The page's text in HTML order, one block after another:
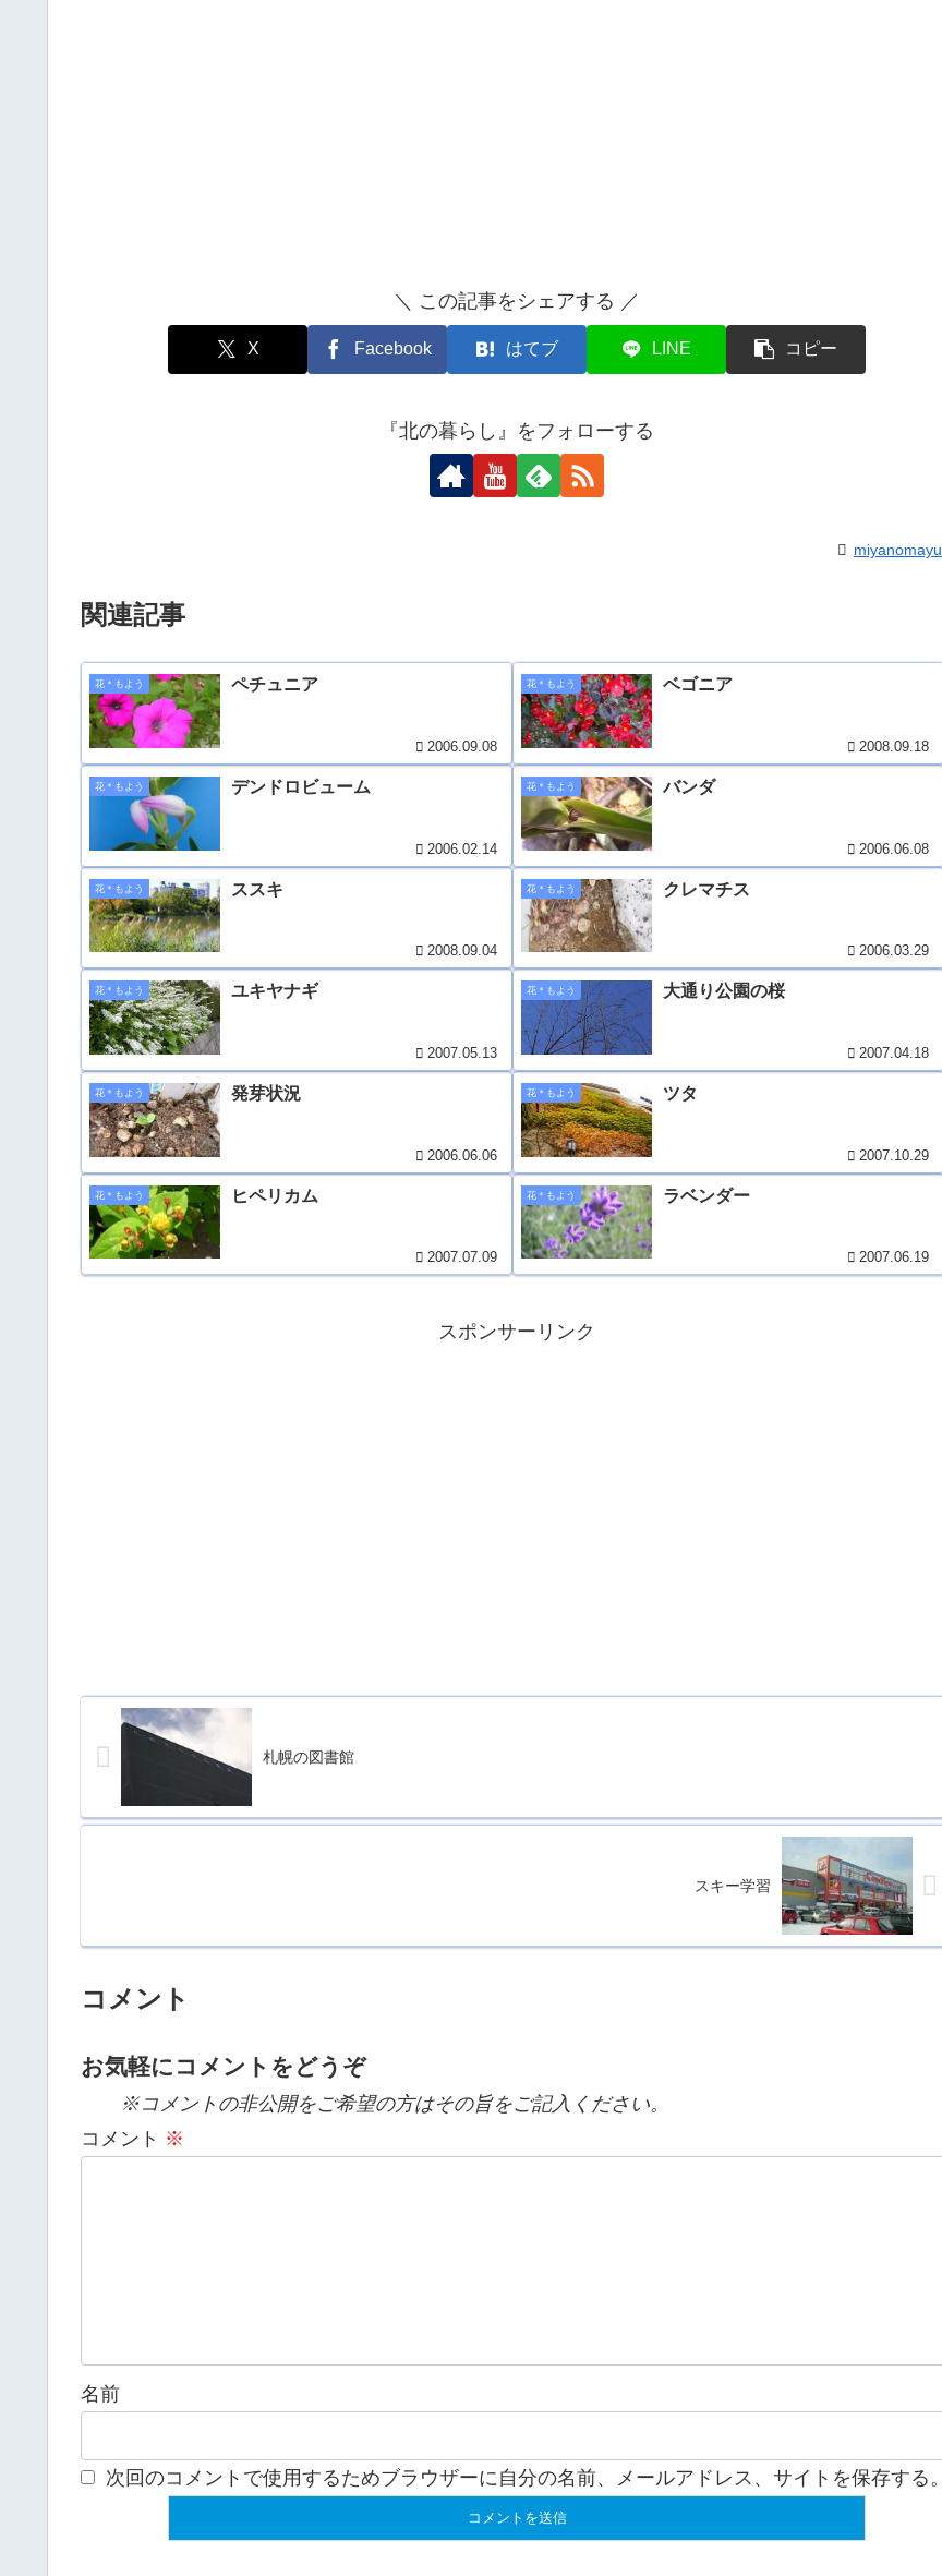
＼ この記事をシェアする ／
X Facebook はてブ LINE コピー
『北の暮らし』をフォローする
miyanomayu
関連記事
花＊もよう ペチュニア
2006.09.08
花＊もよう ベゴニア
2008.09.18
花＊もよう デンドロビューム
2006.02.14
花＊もよう バンダ
2006.06.08
花＊もよう ススキ
2008.09.04
花＊もよう クレマチス
2006.03.29
花＊もよう ユキヤナギ
2007.05.13
花＊もよう 大通り公園の桜
2007.04.18
花＊もよう 発芽状況
2006.06.06
花＊もよう ツタ
2007.10.29
花＊もよう ヒペリカム
2007.07.09
花＊もよう ラベンダー
2007.06.19
スポンサーリンク
札幌の図書館
スキー学習
コメント
お気軽にコメントをどうぞ
※コメントの非公開をご希望の方はその旨をご記入ください。
コメント ※
名前
次回のコメントで使用するためブラウザーに自分の名前、メールアドレス、サイトを保存する。